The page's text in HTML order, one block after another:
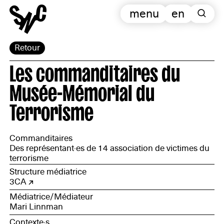
Retour
en
menu
Les commanditaires du
Musée-Mémorial du
Terrorisme
Commanditaires
Des représentant·es de 14 association de victimes du
terrorisme
Structure médiatrice
3CA
Médiatrice/Médiateur
Mari Linnman